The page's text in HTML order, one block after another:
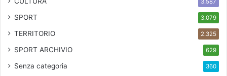
3.587
SPORT 3.079
TERRITORIO 2.325
SPORT ARCHIVIO 629
Senza categoria 360